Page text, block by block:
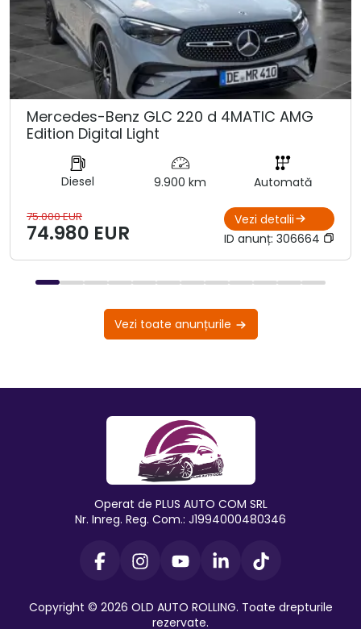
Mercedes-Benz GLC 220 d 4MATIC AMG
Edition Digital Light
Diesel 9.900 km Automată
75.000 EUR
74.980 EUR
Vezi detalii
ID anunț: 306664
Vezi toate anunțurile
Operat de PLUS AUTO COM SRL
Nr. Inreg. Reg. Com.: J1994000480346
Copyright © 2026 OLD AUTO ROLLING. Toate drepturile
rezervate.